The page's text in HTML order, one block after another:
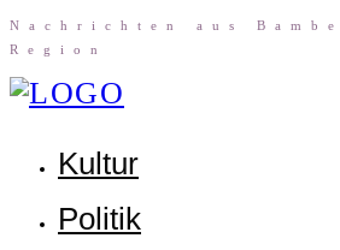
Nach­rich­ten aus
Region
Kul­tur
Poli­tik